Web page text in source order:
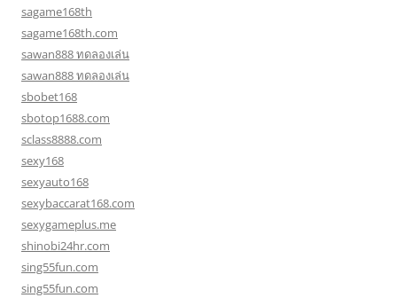
sagame168th
sagame168th.com
sawan888 ทดลองเล่น
sawan888 ทดลองเล่น
sbobet168
sbotop1688.com
sclass8888.com
sexy168
sexyauto168
sexybaccarat168.com
sexygameplus.me
shinobi24hr.com
sing55fun.com
sing55fun.com